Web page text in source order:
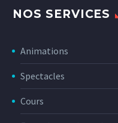
NOS SERVICES
Animations
Spectacles
Cours